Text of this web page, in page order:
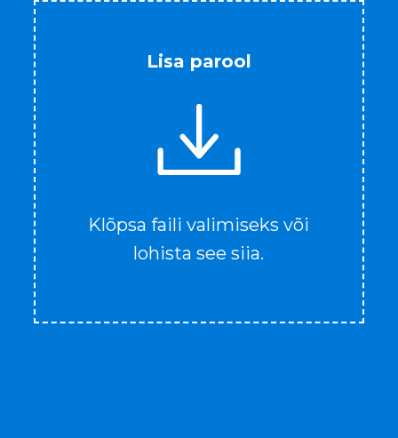
Lisa parool
Klõpsa faili valimiseks või
lohista see siia.